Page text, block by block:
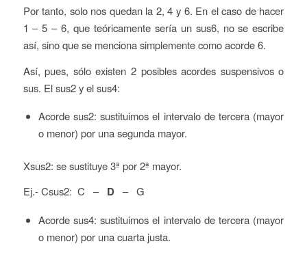
Por tanto, solo nos quedan la 2, 4 y 6. En el caso de hacer
1 – 5 – 6, que teóricamente sería un sus6, no se escribe
así, sino que se menciona simplemente como acorde 6.
Así, pues, sólo existen 2 posibles acordes suspensivos o
sus. El sus2 y el sus4:
Acorde sus2: sustituimos el intervalo de tercera (mayor
o menor) por una segunda mayor.
Xsus2: se sustituye 3ª por 2ª mayor.
Ej.- Csus2: C – D– G
Acorde sus4: sustituimos el intervalo de tercera (mayor
o menor) por una cuarta justa.